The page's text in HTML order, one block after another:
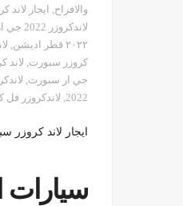
والافراح, ايجار لاند
لاندكروزر 2022 جي ار سبورت
٢٠٢٢ قطر اديشن
,
كروزر سبورت, لاند
جي ار سبورت, لاندكروزر
2022
, لاندكروزر
ايجار لاند كروزر
سيارات